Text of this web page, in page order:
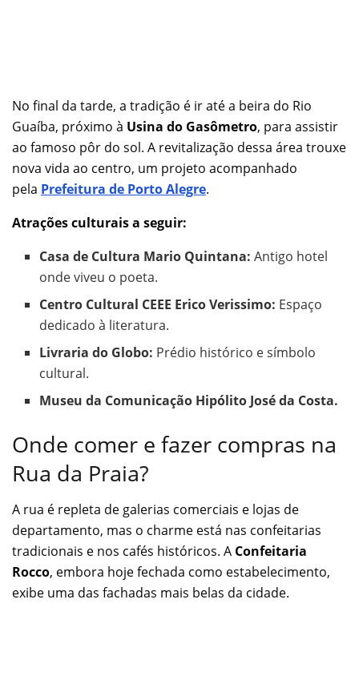
No final da tarde, a tradição é ir até a beira do Rio
Guaíba, próximo à Usina do Gasômetro, para assistir
ao famoso pôr do sol. A revitalização dessa área trouxe
nova vida ao centro, um projeto acompanhado
pela Prefeitura de Porto Alegre.
Atrações culturais a seguir:
Casa de Cultura Mario Quintana: Antigo hotel
onde viveu o poeta.
Centro Cultural CEEE Erico Verissimo: Espaço
dedicado à literatura.
Livraria do Globo: Prédio histórico e símbolo
cultural.
Museu da Comunicação Hipólito José da Costa.
Onde comer e fazer compras na
Rua da Praia?
A rua é repleta de galerias comerciais e lojas de
departamento, mas o charme está nas confeitarias
tradicionais e nos cafés históricos. A Confeitaria
Rocco, embora hoje fechada como estabelecimento,
exibe uma das fachadas mais belas da cidade.